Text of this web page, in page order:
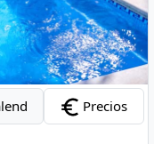
Precios